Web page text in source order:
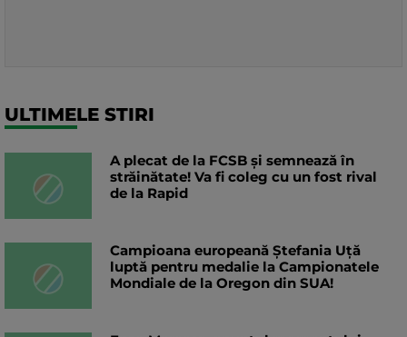
ULTIMELE STIRI
A plecat de la FCSB și semnează în
străinătate! Va fi coleg cu un fost rival
de la Rapid
Campioana europeană Ștefania Uță
luptă pentru medalie la Campionatele
Mondiale de la Oregon din SUA!